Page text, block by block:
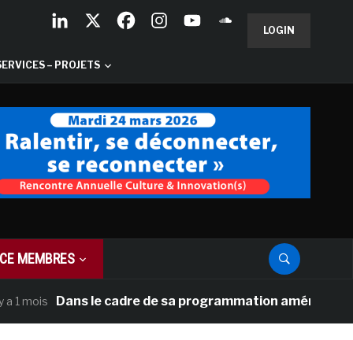
LOGIN
– PROJETS
MEMBRES
Dans le cadre de sa programmation américaine,